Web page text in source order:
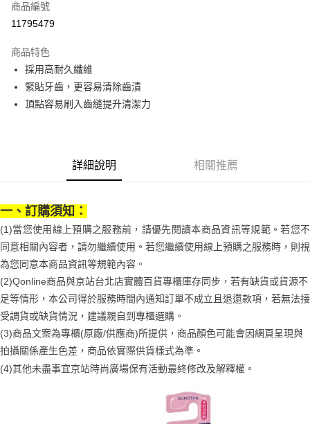
街口支付
Google Pay
全盈+PAY
大哥付你分期
2.付款方式選擇「大哥付你分期」，訂單成立後會自動跳轉到大哥付的交易
流程，驗證手機門號後，選擇欲分期的期數、繳款截止日，確認付款後即完
3.實際核准額度、可分期數及費用金額請依後續交易確認頁面所載為準。
4.訂單成立30分鐘內，如未前往確認交易或遇審核未通過，訂單將自動取
消。如遇「轉專審核」未通過狀況，表示未達大哥付你分期系統評分，恕無
法說明評估內容。
【繳款方式說明】
1.分期款項不併入電信帳單，「大哥付你分期」於每月結算日後寄送繳費提
醒簡訊。
2.透過簡訊連結打開帳單後，可選擇「超商條碼／台灣大直營門市／銀行轉
帳／街口支付／iPASS MONEY」等通路繳費。
【注意事項】
1.本服務係由「台灣大哥大股份有限公司」（以下簡稱本公司）所提供，讓
用戶於交易時，得透過本服務購買商品或服務，並由商店將買賣／分期付款
買賣價金債權讓與本公司後，依約使用本公司帳單繳交帳款。
資料（包含姓名、電話或地址）提供予台灣大哥大進項蒐集、處理及利用，
由本公司與您本人進行分期帳單所需資料之確認、核對及更正。
https://oppay.tw/userRule
便利好安心！
１．簡單：不需註冊會員、不需綁卡、不需儲值。
２．便利：只要手機號碼，簡訊認證，即可結帳。
３．安心：先確認商品／服務後，再付款。
１．於結帳方式選擇「AFTEE先享後付」後，將跳轉至「AFTEE先享後付」
結帳頁面，進行簡訊認證並確認金額後，即可完成結帳。
２．訂單成立數日內，您將收到繳費通知簡訊。
３．收到繳費通知簡訊後14天內，點擊此簡訊中的連結，可透過四大超商／
ATM／網路銀行／等多元方式進行付款，方視為交易完成。
※ 請注意：結帳手續完成當下不需立刻繳費，但若您需要取消訂單，請聯絡
後付繳納相關費用。
是否繳費成功／繳費後需取消欲退款等相關疑問，請聯繫「AFTEE先享後付
https://netprotections.freshdesk.com/support/home
運送方式
付款後全家取貨
每筆NT$70，滿NT$1,000(含以上)免運費
付款後7-11取貨
每筆NT$70，滿NT$1,000(含以上)免運費
宅配
請自備購物袋，若需購買紙袋可現場詢問
商品編號
11795479
商品特色
採用高耐久纖維
緊貼牙齒，更容易清除齒漬
頂點容易刷入齒縫提升清潔力
詳細說明 相關推薦
一、訂購須知：
(1)當您使用線上預購之服務前，請優先閱讀本商品資訊等規範。若您不
同意相關內容者，請勿繼續使用。若您繼續使用線上預購之服務時，則視
為您同意本商品資訊等規範內容。
(2)Qonline商品與京站台北店實體百貨專櫃庫存同步，若有缺貨或貨源不
足等情形，本公司得於服務時間內通知訂單不成立且退還款項，若無法接
受調貨或缺貨情況，建議親自到專櫃選購。
(3)商品文案為專櫃(原廠/供應商)所提供，商品顏色可能會因網頁呈現與
拍攝關係產生色差，商品依實際供貨樣式為準。
(4)其他未盡事宜京站時尚廣場保有活動最終修改及解釋權。